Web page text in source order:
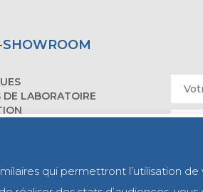
SHOWROOM
DE LABORATOIRE
NOUS
qui permettront l’utilisation de